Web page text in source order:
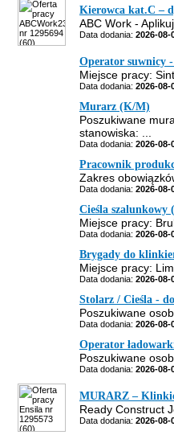
Kierowca kat.C –
ABC Work -
Data dodania: 2026-08-
Operator suwnicy
Miejsce pracy:
Data dodania: 2026-08-
Murarz (K/M)
Poszukiwane
stanowiska: ...
Data dodania: 2026-08-
Pracownik
Zakres
Data dodania: 2026-08-
Cieśla szalunkowy
Miejsce pracy:
Data dodania: 2026-08-
Brygady do
Miejsce pracy:
Data dodania: 2026-08-
Stolarz / Cieśla -
Poszukiwane
Data dodania: 2026-08-
Operator
Poszukiwane
Data dodania: 2026-08-
MURARZ –
Ready Construct
Data dodania: 2026-08-